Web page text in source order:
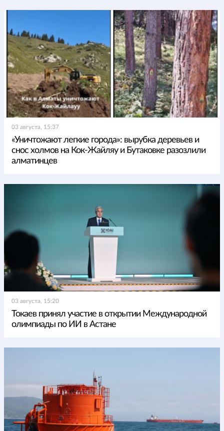
03 августа, 15:37
«Уничтожают легкие города»: вырубка деревьев и
снос холмов на Кок-Жайляу и Бутаковке разозлили
алматинцев
03 августа, 15:20
Токаев принял участие в открытии Международной
олимпиады по ИИ в Астане